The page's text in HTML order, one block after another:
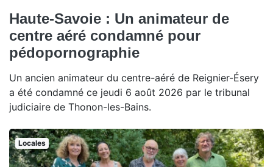
Haute-Savoie : Un animateur de
centre aéré condamné pour
pédopornographie
Un ancien animateur du centre-aéré de Reignier-Ésery
a été condamné ce jeudi 6 août 2026 par le tribunal
judiciaire de Thonon-les-Bains.
Locales